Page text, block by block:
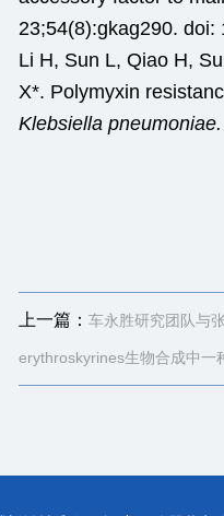
23;54(8):gkag290. doi:
Li H, Sun L, Qiao H,
X*. Polymyxin
Klebsiella pneumoniae.
上一篇： 车永胜研究团队与
erythroskyrines生物合成中一